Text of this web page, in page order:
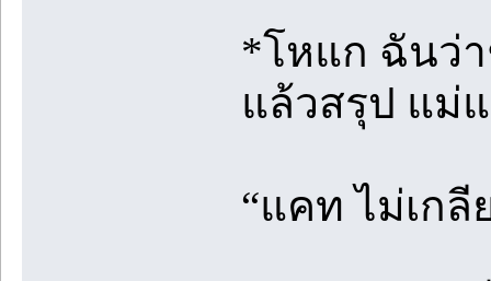
*โหแก ฉันว่า
แล้วสรุป แม่
“แคท ไม่เกลี